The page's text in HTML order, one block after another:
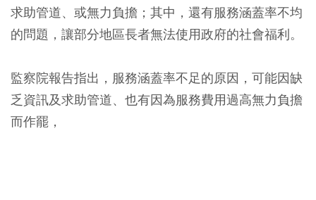
求助管道、或無力負擔；其中，還有服務涵蓋率不均
的問題，讓部分地區長者無法使用政府的社會福利。
監察院報告指出，服務涵蓋率不足的原因，可能因缺
乏資訊及求助管道、也有因為服務費用過高無力負擔
而作罷，